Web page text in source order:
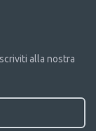
alla nostra